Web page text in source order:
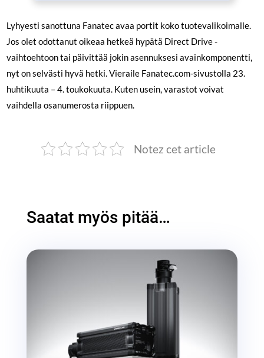
Lyhyesti sanottuna Fanatec avaa portit koko tuotevalikoimalle.
Jos olet odottanut oikeaa hetkeä hypätä Direct Drive -
vaihtoehtoon tai päivittää jokin asennuksesi avainkomponentti,
nyt on selvästi hyvä hetki. Vieraile Fanatec.com-sivustolla 23.
huhtikuuta – 4. toukokuuta. Kuten usein, varastot voivat
vaihdella osanumerosta riippuen.
Notez cet article
Saatat myös pitää…